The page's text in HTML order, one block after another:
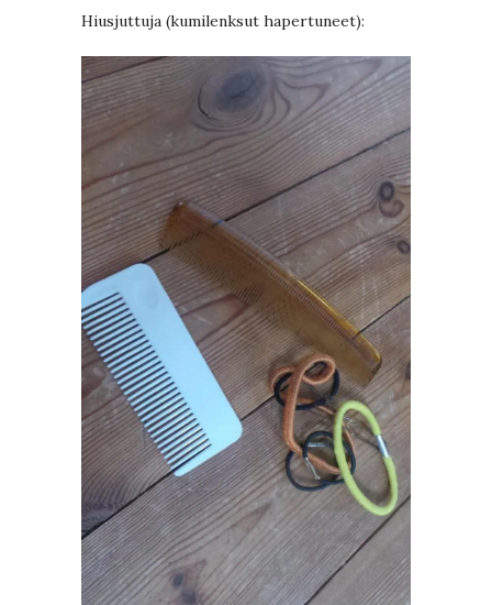
Hiusjuttuja (kumilenksut hapertuneet):